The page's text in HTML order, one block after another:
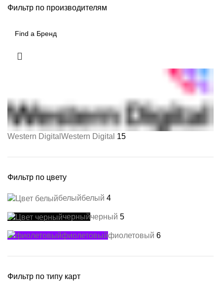
Фильтр по производителям
Western Digital Western Digital 15
Фильтр по цвету
белыйбелый 4
черныйчерный 5
фиолетовыйфиолетовый 6
Фильтр по типу карт